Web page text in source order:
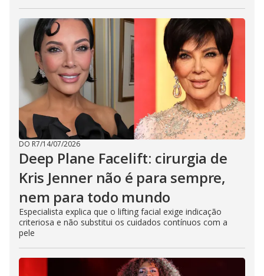
DO R7/14/07/2026
Deep Plane Facelift: cirurgia de
Kris Jenner não é para sempre,
nem para todo mundo
Especialista explica que o lifting facial exige indicação
criteriosa e não substitui os cuidados contínuos com a
pele